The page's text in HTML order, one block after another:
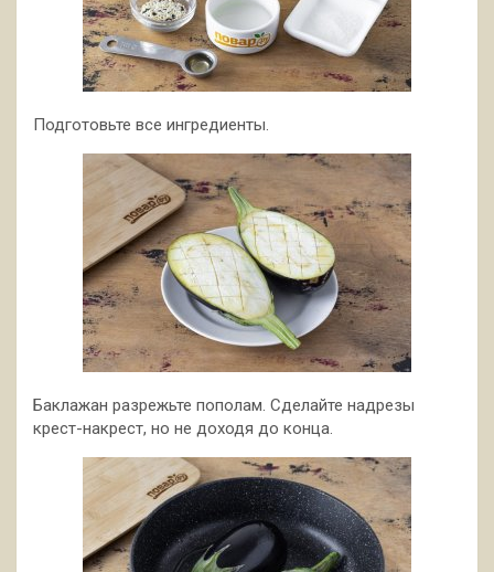
Подготовьте все ингредиенты.
Баклажан разрежьте пополам. Сделайте надрезы
крест-накрест, но не доходя до конца.